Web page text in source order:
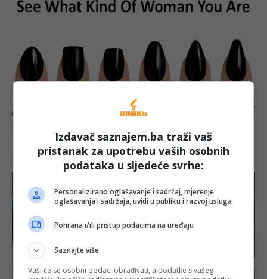
Izdavač saznajem.ba traži vaš
pristanak za upotrebu vaših osobnih
podataka u sljedeće svrhe:
Personalizirano oglašavanje i sadržaj, mjerenje
oglašavanja i sadržaja, uvidi u publiku i razvoj usluga
Pohrana i/ili pristup podacima na uređaju
Saznajte više
Vaši će se osobni podaci obrađivati, a podatke s vašeg